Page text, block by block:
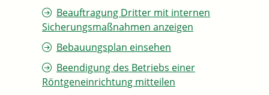
Beauftragung Dritter mit internen
Sicherungsmaßnahmen anzeigen
Bebauungsplan einsehen
Beendigung des Betriebs einer
Röntgeneinrichtung mitteilen